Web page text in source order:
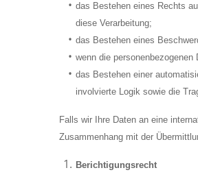
das Bestehen eines Rechts
diese Verarbeitung;
das Bestehen eines
wenn die
das Bestehen einer
involvierte Logik sowie die
Falls wir Ihre Daten an eine
Zusammenhang mit der
Berichtigungsrecht